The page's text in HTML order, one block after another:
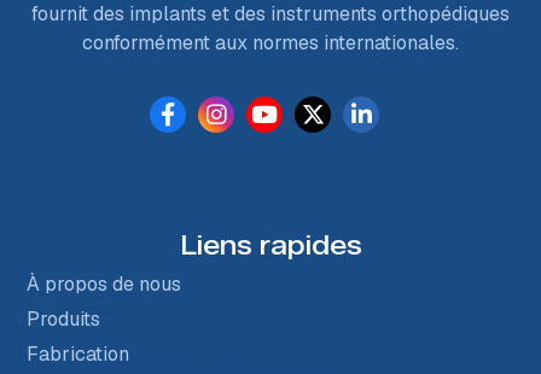
fournit des implants et des instruments orthopédiques
conformément aux normes internationales.
Liens rapides
À propos de nous
Produits
Fabrication